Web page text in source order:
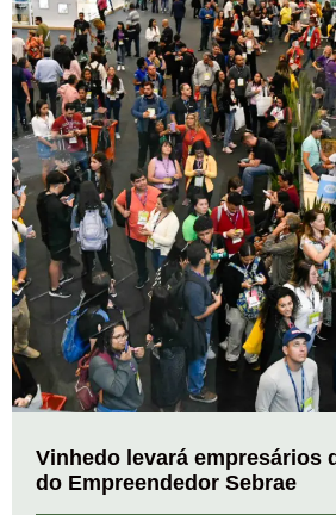
Vinhedo levará empresários
do Empreendedor Sebrae